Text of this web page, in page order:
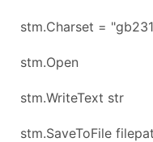
stm.Charset =
stm.Open
stm.WriteText str
stm.SaveToFile